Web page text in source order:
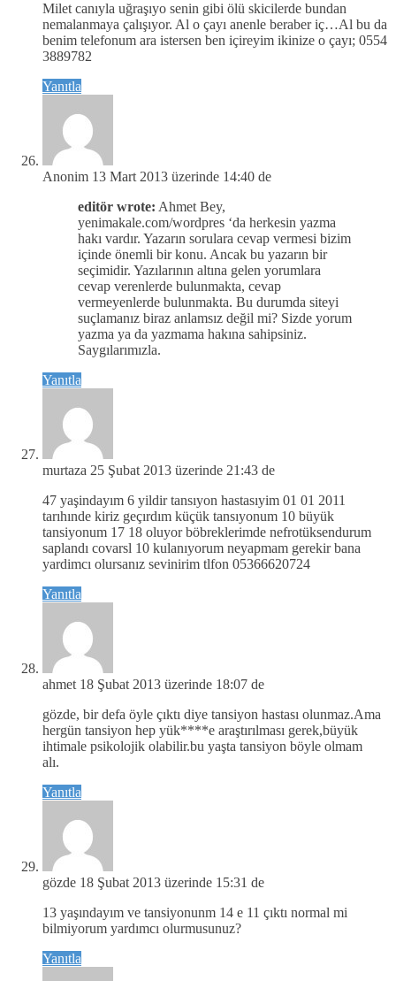
Milet canıyla uğraşıyo senin gibi ölü skicilerde bundan
nemalanmaya çalışıyor. Al o çayı anenle beraber iç…Al bu da
benim telefonum ara istersen ben içireyim ikinize o çayı; 0554
3889782
Yanıtla
Anonim 13 Mart 2013 üzerinde 14:40 de
editör wrote: Ahmet Bey,
yenimakale.com/wordpres ‘da herkesin yazma
hakı vardır. Yazarın sorulara cevap vermesi bizim
içinde önemli bir konu. Ancak bu yazarın bir
seçimidir. Yazılarının altına gelen yorumlara
cevap verenlerde bulunmakta, cevap
vermeyenlerde bulunmakta. Bu durumda siteyi
suçlamanız biraz anlamsız değil mi? Sizde yorum
yazma ya da yazmama hakına sahipsiniz.
Saygılarımızla.
Yanıtla
murtaza 25 Şubat 2013 üzerinde 21:43 de
47 yaşindayım 6 yildir tansıyon hastasıyim 01 01 2011
tarıhınde kiriz geçırdım küçük tansıyonum 10 büyük
tansiyonum 17 18 oluyor böbreklerimde nefrotüksendurum
saplandı covarsl 10 kulanıyorum neyapmam gerekir bana
yardimcı olursanız sevinirim tlfon 05366620724
Yanıtla
ahmet 18 Şubat 2013 üzerinde 18:07 de
gözde, bir defa öyle çıktı diye tansiyon hastası olunmaz.Ama
hergün tansiyon hep yük****e araştırılması gerek,büyük
ihtimale psikolojik olabilir.bu yaşta tansiyon böyle olmam
alı.
Yanıtla
gözde 18 Şubat 2013 üzerinde 15:31 de
13 yaşındayım ve tansiyonunm 14 e 11 çıktı normal mi
bilmiyorum yardımcı olurmusunuz?
Yanıtla